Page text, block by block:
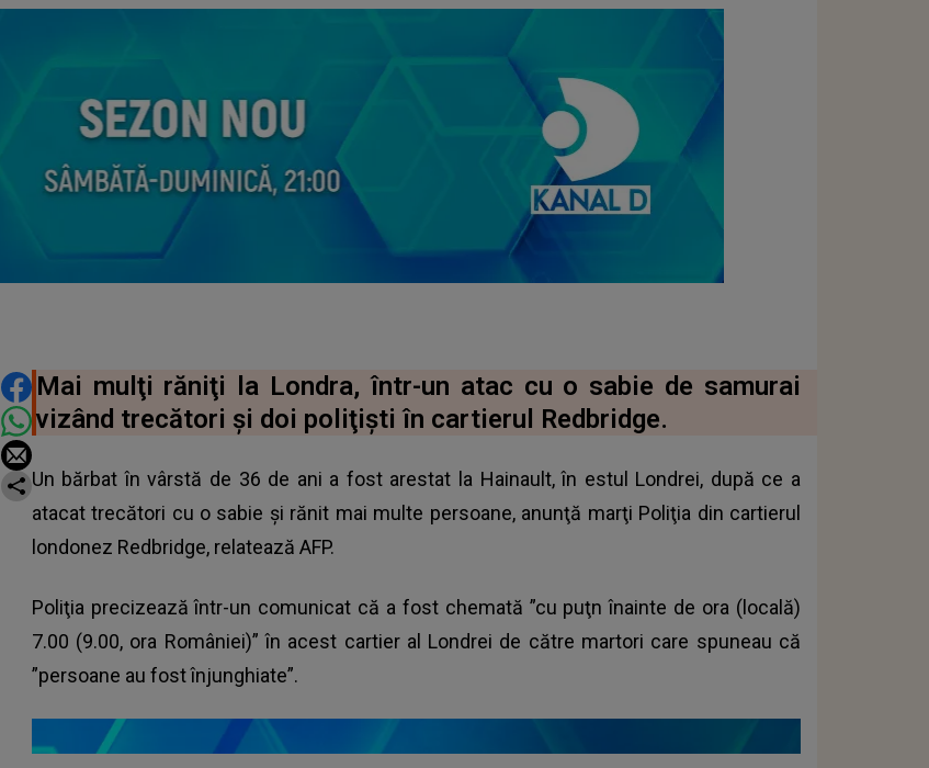
DISTRIBUIE ARTICOLUL
Mai mulţi răniţi la Londra, într-un atac cu o sabie de samurai
vizând trecători şi doi poliţişti în cartierul Redbridge.
Un bărbat în vârstă de 36 de ani a fost arestat la Hainault, în estul Londrei, după ce a
atacat trecători cu o sabie şi rănit mai multe persoane, anunţă marţi Poliţia din cartierul
londonez Redbridge, relatează AFP.
Poliţia precizează într-un comunicat că a fost chemată ”cu puţn înainte de ora (locală)
7.00 (9.00, ora României)” în acest cartier al Londrei de către martori care spuneau că
”persoane au fost înjunghiate”.